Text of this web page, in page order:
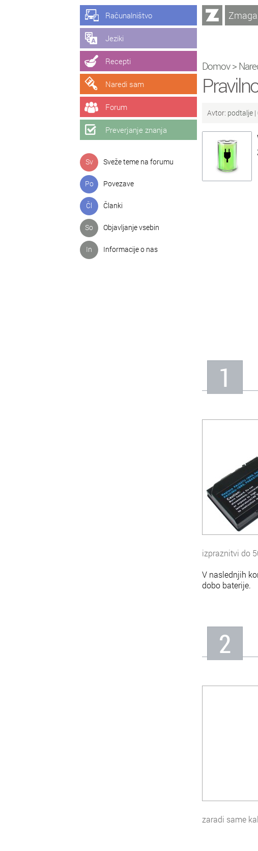
Računalništvo
Jeziki
Recepti
Naredi sam
Forum
Preverjanje znanja
Sv Sveže teme na forumu
Po Povezave
Čl Članki
So Objavljanje vsebin
In Informacije o nas
Domov>
Avtor: podtalje |
1
izpraznitvi do
V naslednjih
dobo baterije.
2
zaradi same